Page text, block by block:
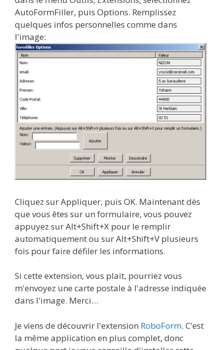
AutoFormFiller, puis Options. Remplissez
quelques infos personnelles comme dans
l'image:
Cliquez sur Appliquer, puis OK. Maintenant dès
que vous êtes sur un formulaire, vous pouvez
appuyez sur Alt+Shift+X pour le remplir
automatiquement ou sur Alt+Shift+V plusieurs
fois pour faire défiler les informations.
Si cette extension, vous plait, pourriez vous
m'envoyez une carte postale à l'adresse indiquée
dans l'image. Merci…
Je viens de découvrir l'extension RoboForm. C'est
la même application en plus complet, donc